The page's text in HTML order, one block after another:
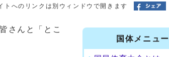
トへのリンクは別ウィンドウで開きます
さんと「とこ
国体メニュー